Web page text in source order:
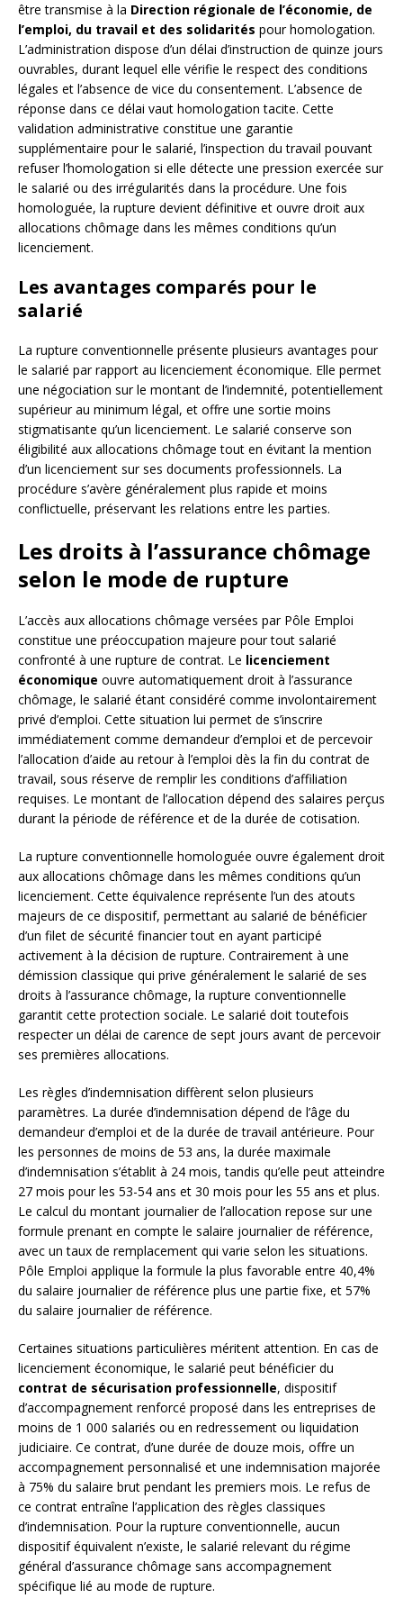
être transmise à la Direction régionale de l’économie, de
l’emploi, du travail et des solidarités pour homologation.
L’administration dispose d’un délai d’instruction de quinze jours
ouvrables, durant lequel elle vérifie le respect des conditions
légales et l’absence de vice du consentement. L’absence de
réponse dans ce délai vaut homologation tacite. Cette
validation administrative constitue une garantie
supplémentaire pour le salarié, l’inspection du travail pouvant
refuser l’homologation si elle détecte une pression exercée sur
le salarié ou des irrégularités dans la procédure. Une fois
homologuée, la rupture devient définitive et ouvre droit aux
allocations chômage dans les mêmes conditions qu’un
licenciement.
Les avantages comparés pour le
salarié
La rupture conventionnelle présente plusieurs avantages pour
le salarié par rapport au licenciement économique. Elle permet
une négociation sur le montant de l’indemnité, potentiellement
supérieur au minimum légal, et offre une sortie moins
stigmatisante qu’un licenciement. Le salarié conserve son
éligibilité aux allocations chômage tout en évitant la mention
d’un licenciement sur ses documents professionnels. La
procédure s’avère généralement plus rapide et moins
conflictuelle, préservant les relations entre les parties.
Les droits à l’assurance chômage
selon le mode de rupture
L’accès aux allocations chômage versées par Pôle Emploi
constitue une préoccupation majeure pour tout salarié
confronté à une rupture de contrat. Le licenciement
économique ouvre automatiquement droit à l’assurance
chômage, le salarié étant considéré comme involontairement
privé d’emploi. Cette situation lui permet de s’inscrire
immédiatement comme demandeur d’emploi et de percevoir
l’allocation d’aide au retour à l’emploi dès la fin du contrat de
travail, sous réserve de remplir les conditions d’affiliation
requises. Le montant de l’allocation dépend des salaires perçus
durant la période de référence et de la durée de cotisation.
La rupture conventionnelle homologuée ouvre également droit
aux allocations chômage dans les mêmes conditions qu’un
licenciement. Cette équivalence représente l’un des atouts
majeurs de ce dispositif, permettant au salarié de bénéficier
d’un filet de sécurité financier tout en ayant participé
activement à la décision de rupture. Contrairement à une
démission classique qui prive généralement le salarié de ses
droits à l’assurance chômage, la rupture conventionnelle
garantit cette protection sociale. Le salarié doit toutefois
respecter un délai de carence de sept jours avant de percevoir
ses premières allocations.
Les règles d’indemnisation diffèrent selon plusieurs
paramètres. La durée d’indemnisation dépend de l’âge du
demandeur d’emploi et de la durée de travail antérieure. Pour
les personnes de moins de 53 ans, la durée maximale
d’indemnisation s’établit à 24 mois, tandis qu’elle peut atteindre
27 mois pour les 53-54 ans et 30 mois pour les 55 ans et plus.
Le calcul du montant journalier de l’allocation repose sur une
formule prenant en compte le salaire journalier de référence,
avec un taux de remplacement qui varie selon les situations.
Pôle Emploi applique la formule la plus favorable entre 40,4%
du salaire journalier de référence plus une partie fixe, et 57%
du salaire journalier de référence.
Certaines situations particulières méritent attention. En cas de
licenciement économique, le salarié peut bénéficier du
contrat de sécurisation professionnelle, dispositif
d’accompagnement renforcé proposé dans les entreprises de
moins de 1 000 salariés ou en redressement ou liquidation
judiciaire. Ce contrat, d’une durée de douze mois, offre un
accompagnement personnalisé et une indemnisation majorée
à 75% du salaire brut pendant les premiers mois. Le refus de
ce contrat entraîne l’application des règles classiques
d’indemnisation. Pour la rupture conventionnelle, aucun
dispositif équivalent n’existe, le salarié relevant du régime
général d’assurance chômage sans accompagnement
spécifique lié au mode de rupture.